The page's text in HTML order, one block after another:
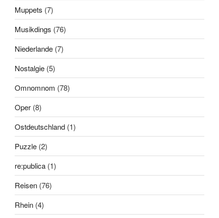
Muppets (7)
Musikdings (76)
Niederlande (7)
Nostalgie (5)
Omnomnom (78)
Oper (8)
Ostdeutschland (1)
Puzzle (2)
re:publica (1)
Reisen (76)
Rhein (4)